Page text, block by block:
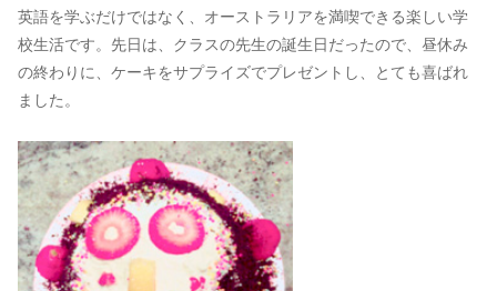
英語を学ぶだけではなく、オーストラリアを満喫できる楽しい学
校生活です。先日は、クラスの先生の誕生日だったので、昼休み
の終わりに、ケーキをサプライズでプレゼントし、とても喜ばれ
ました。